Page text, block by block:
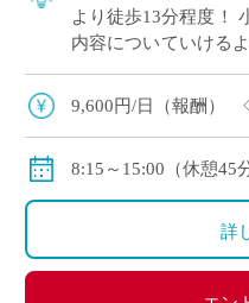
より徒歩13分程度！
内容についていける
な科目を担当いただ
9,600円/日（報酬）
8:15～15:00（休憩45
詳